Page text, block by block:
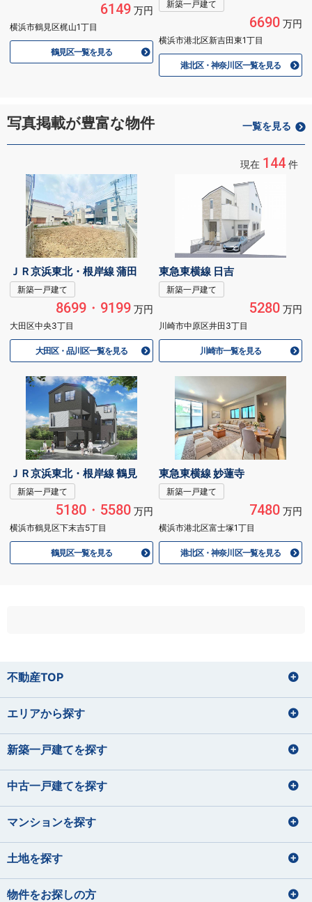
6149万円
横浜市鶴見区梶山1丁目
鶴見区一覧を見る
新築一戸建て
6690万円
横浜市港北区新吉田東1丁目
港北区・神奈川区一覧を見る
写真掲載が豊富な物件 一覧を見る
現在 144 件
ＪＲ京浜東北・根岸線 蒲田
新築一戸建て
8699・9199万円
大田区中央3丁目
大田区・品川区一覧を見る
東急東横線 日吉
新築一戸建て
5280万円
川崎市中原区井田3丁目
川崎市一覧を見る
ＪＲ京浜東北・根岸線 鶴見
新築一戸建て
5180・5580万円
横浜市鶴見区下末吉5丁目
鶴見区一覧を見る
東急東横線 妙蓮寺
新築一戸建て
7480万円
横浜市港北区富士塚1丁目
港北区・神奈川区一覧を見る
不動産TOP
エリアから探す
新築一戸建てを探す
中古一戸建てを探す
マンションを探す
土地を探す
物件をお探しの方